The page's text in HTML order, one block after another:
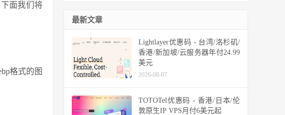
面我们将
格式的图
最新文章
Lightlayer优惠码 - 台湾/洛杉矶/
香港/新加坡/云服务器年付24.99
美元
2026-08-07
TOTOTel优惠码 - 香港/日本/伦
敦原生IP VPS月付6美元起